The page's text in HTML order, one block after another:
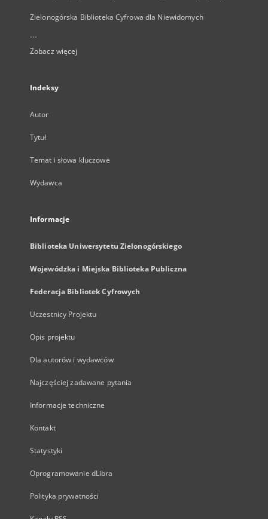
Zielonogórska Biblioteka Cyfrowa dla Niewidomych
...
Zobacz więcej
Indeksy
Autor
Tytuł
Temat i słowa kluczowe
Wydawca
Informacje
Biblioteka Uniwersytetu Zielonogórskiego
Wojewódzka i Miejska Biblioteka Publiczna
Federacja Bibliotek Cyfrowych
Uczestnicy Projektu
Opis projektu
Dla autorów i wydawców
Najczęściej zadawane pytania
Informacje techniczne
Kontakt
Statystyki
Oprogramowanie dLibra
Polityka prywatności